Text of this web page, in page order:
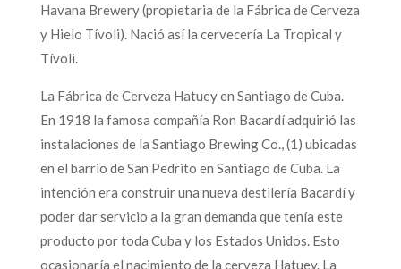
Havana Brewery (propietaria de la Fábrica de Cerveza
y Hielo Tívoli). Nació así la cervecería La Tropical y
Tívoli.
La Fábrica de Cerveza Hatuey en Santiago de Cuba.
En 1918 la famosa compañía Ron Bacardí adquirió las
instalaciones de la Santiago Brewing Co., (1) ubicadas
en el barrio de San Pedrito en Santiago de Cuba. La
intención era construir una nueva destilería Bacardí y
poder dar servicio a la gran demanda que tenía este
producto por toda Cuba y los Estados Unidos. Esto
ocasionaría el nacimiento de la cerveza Hatuey. La